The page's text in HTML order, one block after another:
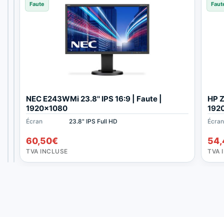
Faute
B
Écran 24" IPS Full HD
TVA
INCLUSE
Faute
M
3
5
Écran 23" IPS Full HD
TVA
INCLUSE
Faute
NEC E243WMi 23.8'' IPS 16:9 | Faute |
1920x1080
Écran 23.8" IPS Full HD
60,50€
TVA INCLUSE
HP
Écran
TVA